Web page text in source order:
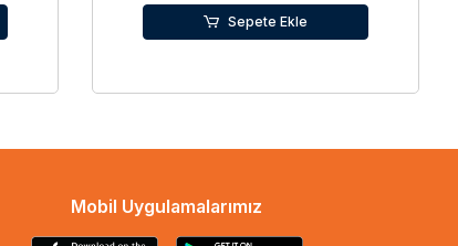
Sepete Ekle
Mobil Uygulamalarımız